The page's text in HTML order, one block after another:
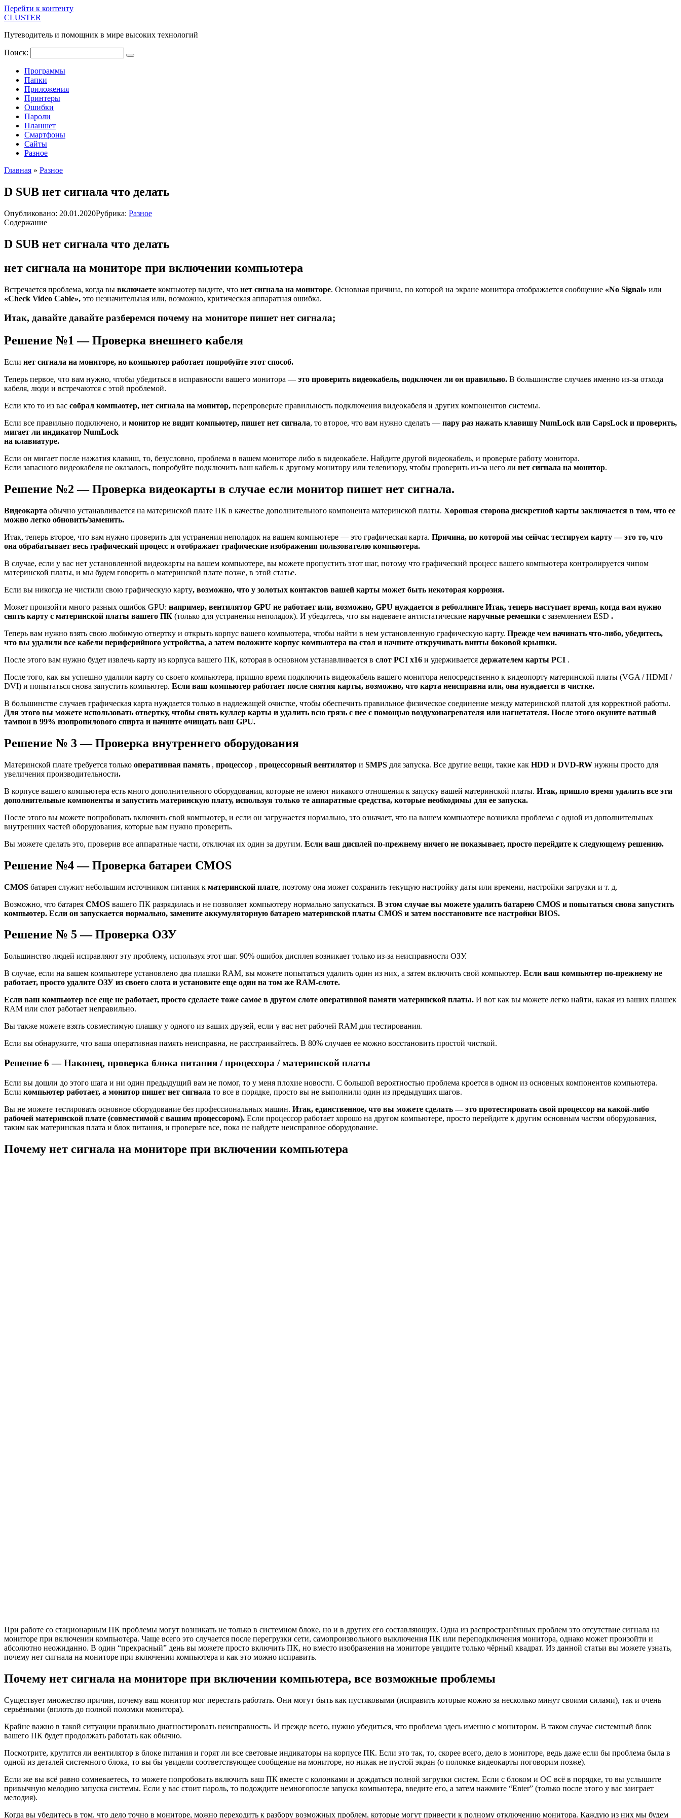
Перейти к контенту
CLUSTER
Путеводитель и помощник в мире высоких технологий
Поиск:
Программы
Папки
Приложения
Принтеры
Ошибки
Пароли
Планшет
Смартфоны
Сайты
Разное
Главная » Разное
D SUB нет сигнала что делать
Опубликовано: 20.01.2020Рубрика: Разное
Содержание
D SUB нет сигнала что делать
нет сигнала на мониторе при включении компьютера
Встречается проблема, когда вы включаете компьютер видите, что нет сигнала на мониторе. Основная причина, по которой на экране монитора отображается сообщение «No Signal» или
«Check Video Cable», это незначительная или, возможно, критическая аппаратная ошибка.
Итак, давайте давайте разберемся почему на мониторе пишет нет сигнала;
Решение №1 — Проверка внешнего кабеля
Если нет сигнала на мониторе, но компьютер работает попробуйте этот способ.
Теперь первое, что вам нужно, чтобы убедиться в исправности вашего монитора — это проверить видеокабель, подключен ли он правильно. В большинстве случаев именно из-за отхода
кабеля, люди и встречаются с этой проблемой.
Если кто то из вас собрал компьютер, нет сигнала на монитор, перепроверьте правильность подключения видеокабеля и других компонентов системы.
Если все правильно подключено, и монитор не видит компьютер, пишет нет сигнала, то второе, что вам нужно сделать — пару раз нажать клавишу NumLock или CapsLock и проверить,
мигает ли индикатор NumLock
на клавиатуре.
Если он мигает после нажатия клавиш, то, безусловно, проблема в вашем мониторе либо в видеокабеле. Найдите другой видеокабель, и проверьте работу монитора.
Если запасного видеокабеля не оказалось, попробуйте подключить ваш кабель к другому монитору или телевизору, чтобы проверить из-за него ли нет сигнала на монитор.
Решение №2 — Проверка видеокарты в случае если монитор пишет нет сигнала.
Видеокарта обычно устанавливается на материнской плате ПК в качестве дополнительного компонента материнской платы. Хорошая сторона дискретной карты заключается в том, что ее
можно легко обновить/заменить.
Итак, теперь второе, что вам нужно проверить для устранения неполадок на вашем компьютере — это графическая карта. Причина, по которой мы сейчас тестируем карту — это то, что
она обрабатывает весь графический процесс и отображает графические изображения пользователю компьютера.
В случае, если у вас нет установленной видеокарты на вашем компьютере, вы можете пропустить этот шаг, потому что графический процесс вашего компьютера контролируется чипом
материнской платы, и мы будем говорить о материнской плате позже, в этой статье.
Если вы никогда не чистили свою графическую карту, возможно, что у золотых контактов вашей карты может быть некоторая коррозия.
Может произойти много разных ошибок GPU: например, вентилятор GPU не работает или, возможно, GPU нуждается в реболлинге Итак, теперь наступает время, когда вам нужно
снять карту с материнской платы вашего ПК (только для устранения неполадок). И убедитесь, что вы надеваете антистатические наручные ремешки с заземлением ESD .
Теперь вам нужно взять свою любимую отвертку и открыть корпус вашего компьютера, чтобы найти в нем установленную графическую карту. Прежде чем начинать что-либо, убедитесь,
что вы удалили все кабели периферийного устройства, а затем положите корпус компьютера на стол и начните откручивать винты боковой крышки.
После этого вам нужно будет извлечь карту из корпуса вашего ПК, которая в основном устанавливается в слот PCI x16 и удерживается держателем карты PCI .
После того, как вы успешно удалили карту со своего компьютера, пришло время подключить видеокабель вашего монитора непосредственно к видеопорту материнской платы (VGA / HDMI /
DVI) и попытаться снова запустить компьютер. Если ваш компьютер работает после снятия карты, возможно, что карта неисправна или, она нуждается в чистке.
В большинстве случаев графическая карта нуждается только в надлежащей очистке, чтобы обеспечить правильное физическое соединение между материнской платой для корректной работы.
Для этого вы можете использовать отвертку, чтобы снять куллер карты и удалить всю грязь с нее с помощью воздухонагревателя или нагнетателя. После этого окуните ватный
тампон в 99% изопропилового спирта и начните очищать ваш GPU.
Решение № 3 — Проверка внутреннего оборудования
Материнской плате требуется только оперативная память , процессор , процессорный вентилятор и SMPS для запуска. Все другие вещи, такие как HDD и DVD-RW нужны просто для
увеличения производительности.
В корпусе вашего компьютера есть много дополнительного оборудования, которые не имеют никакого отношения к запуску вашей материнской платы. Итак, пришло время удалить все эти
дополнительные компоненты и запустить материнскую плату, используя только те аппаратные средства, которые необходимы для ее запуска.
После этого вы можете попробовать включить свой компьютер, и если он загружается нормально, это означает, что на вашем компьютере возникла проблема с одной из дополнительных
внутренних частей оборудования, которые вам нужно проверить.
Вы можете сделать это, проверив все аппаратные части, отключая их один за другим. Если ваш дисплей по-прежнему ничего не показывает, просто перейдите к следующему решению.
Решение №4 — Проверка батареи CMOS
CMOS батарея служит небольшим источником питания к материнской плате, поэтому она может сохранить текущую настройку даты или времени, настройки загрузки и т. д.
Возможно, что батарея CMOS вашего ПК разрядилась и не позволяет компьютеру нормально запускаться. В этом случае вы можете удалить батарею CMOS и попытаться снова запустить
компьютер. Если он запускается нормально, замените аккумуляторную батарею материнской платы CMOS и затем восстановите все настройки BIOS.
Решение № 5 — Проверка ОЗУ
Большинство людей исправляют эту проблему, используя этот шаг. 90% ошибок дисплея возникает только из-за неисправности ОЗУ.
В случае, если на вашем компьютере установлено два плашки RAM, вы можете попытаться удалить один из них, а затем включить свой компьютер. Если ваш компьютер по-прежнему не
работает, просто удалите ОЗУ из своего слота и установите еще один на том же RAM-слоте.
Если ваш компьютер все еще не работает, просто сделаете тоже самое в другом слоте оперативной памяти материнской платы. И вот как вы можете легко найти, какая из ваших плашек
RAM или слот работает неправильно.
Вы также можете взять совместимую плашку у одного из ваших друзей, если у вас нет рабочей RAM для тестирования.
Если вы обнаружите, что ваша оперативная память неисправна, не расстраивайтесь. В 80% случаев ее можно восстановить простой чисткой.
Решение 6 — Наконец, проверка блока питания / процессора / материнской платы
Если вы дошли до этого шага и ни один предыдущий вам не помог, то у меня плохие новости. С большой вероятностью проблема кроется в одном из основных компонентов компьютера.
Если компьютер работает, а монитор пишет нет сигнала то все в порядке, просто вы не выполнили один из предыдущих шагов.
Вы не можете тестировать основное оборудование без профессиональных машин. Итак, единственное, что вы можете сделать — это протестировать свой процессор на какой-либо
рабочей материнской плате (совместимой с вашим процессором). Если процессор работает хорошо на другом компьютере, просто перейдите к другим основным частям оборудования,
таким как материнская плата и блок питания, и проверьте все, пока не найдете неисправное оборудование.
Почему нет сигнала на мониторе при включении компьютера
При работе со стационарным ПК проблемы могут возникать не только в системном блоке, но и в других его составляющих. Одна из распространённых проблем это отсутствие сигнала на
мониторе при включении компьютера. Чаще всего это случается после перегрузки сети, самопроизвольного выключения ПК или переподключения монитора, однако может произойти и
абсолютно неожиданно. В один “прекрасный” день вы можете просто включить ПК, но вместо изображения на мониторе увидите только чёрный квадрат. Из данной статьи вы можете узнать,
почему нет сигнала на мониторе при включении компьютера и как это можно исправить.
Почему нет сигнала на мониторе при включении компьютера, все возможные проблемы
Существует множество причин, почему ваш монитор мог перестать работать. Они могут быть как пустяковыми (исправить которые можно за несколько минут своими силами), так и очень
серьёзными (вплоть до полной поломки монитора).
Крайне важно в такой ситуации правильно диагностировать неисправность. И прежде всего, нужно убедиться, что проблема здесь именно с монитором. В таком случае системный блок
вашего ПК будет продолжать работать как обычно.
Посмотрите, крутится ли вентилятор в блоке питания и горят ли все световые индикаторы на корпусе ПК. Если это так, то, скорее всего, дело в мониторе, ведь даже если бы проблема была в
одной из деталей системного блока, то вы бы увидели соответствующее сообщение на мониторе, но никак не пустой экран (о поломке видеокарты поговорим позже).
Если же вы всё равно сомневаетесь, то можете попробовать включить ваш ПК вместе с колонками и дождаться полной загрузки систем. Если с блоком и ОС всё в порядке, то вы услышите
привычную мелодию запуска системы. Если у вас стоит пароль, то подождите немногопосле запуска компьютера, введите его, а затем нажмите “Enter” (только после этого у вас заиграет
мелодия).
Когда вы убедитесь в том, что дело точно в мониторе, можно переходить к разбору возможных проблем, которые могут привести к полному отключению монитора. Каждую из них мы будем